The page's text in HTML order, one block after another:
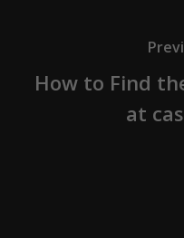
How to Find
at